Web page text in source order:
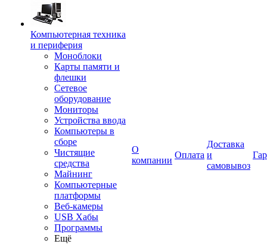
Компьютерная техника
и периферия
Моноблоки
Карты памяти и
флешки
Сетевое
оборудование
Мониторы
Устройства ввода
Компьютеры в
сборе
Чистящие
средства
Майнинг
Компьютерные
платформы
Веб-камеры
USB Хабы
Программы
Ещё
О
компании
Оплата
Доставка
и
самовывоз